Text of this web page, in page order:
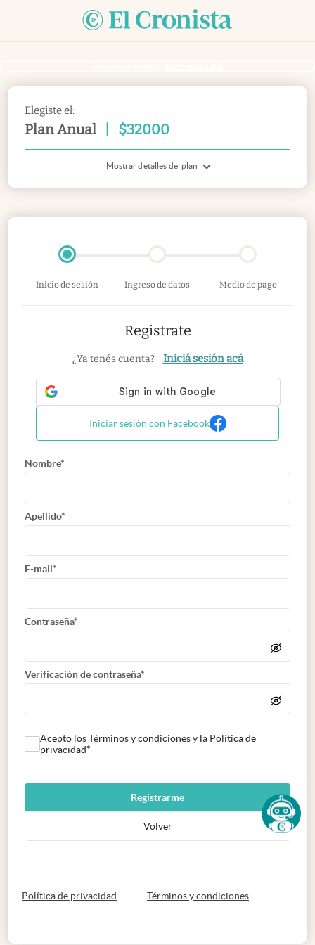
Elegiste el:
Plan Anual $32000
Mostrar detalles del plan
Inicio de sesión Ingreso de datos Medio de pago
Registrate
¿Ya tenés cuenta? Iniciá sesión acá
Iniciar sesión con Facebook
Nombre*
Apellido*
E-mail*
Contraseña*
Verificación de contraseña*
Acepto los Términos y condiciones y la Política de
privacidad*
Registrarme
Volver
Política de privacidad abre en nueva pestaña
Términos y condicionesabre en nueva